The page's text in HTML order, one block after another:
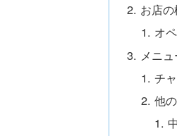
お店
オ
メニ
チ
他